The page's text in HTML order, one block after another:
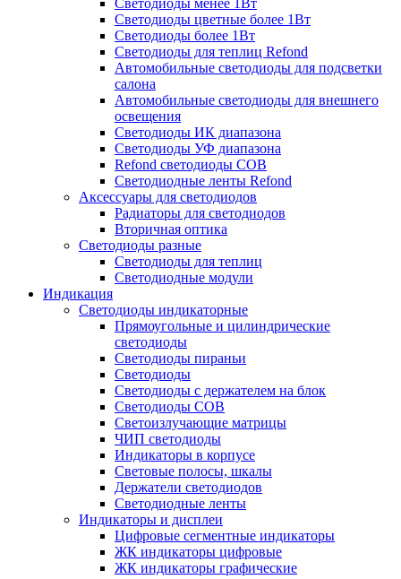
Светодиоды цветные более 1Вт
Светодиоды более 1Вт
Светодиоды для теплиц Refond
Автомобильные светодиоды для подсветки
салона
Автомобильные светодиоды для внешнего
освещения
Светодиоды ИК диапазона
Светодиоды УФ диапазона
Refond светодиоды COB
Светодиодные ленты Refond
Аксессуары для светодиодов
Радиаторы для светодиодов
Вторичная оптика
Светодиоды разные
Светодиоды для теплиц
Светодиодные модули
Индикация
Светодиоды индикаторные
Прямоугольные и цилиндрические
светодиоды
Светодиоды пираньи
Светодиоды
Светодиоды с держателем на блок
Светодиоды COB
Светоизлучающие матрицы
ЧИП светодиоды
Индикаторы в корпусе
Световые полосы, шкалы
Держатели светодиодов
Светодиодные ленты
Индикаторы и дисплеи
Цифровые сегментные индикаторы
ЖК индикаторы цифровые
ЖК индикаторы графические